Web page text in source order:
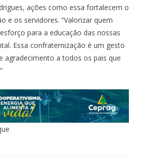
ações como essa fortalecem o
e os servidores. “Valorizar quem
para a educação das nossas
Essa confraternização é um gesto
agradecimento a todos os pais que